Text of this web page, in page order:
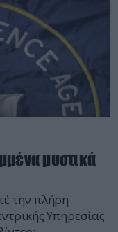
μυστικά
την πλήρη
Υπηρεσίας